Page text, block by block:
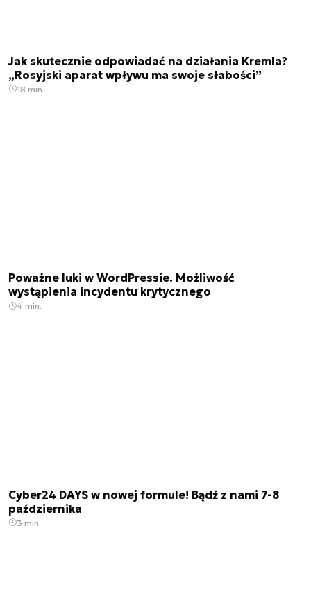
Jak skutecznie odpowiadać na działania Kremla?
„Rosyjski aparat wpływu ma swoje słabości”
18 min.
Poważne luki w WordPressie. Możliwość
wystąpienia incydentu krytycznego
4 min.
Cyber24 DAYS w nowej formule! Bądź z nami 7-8
października
3 min.